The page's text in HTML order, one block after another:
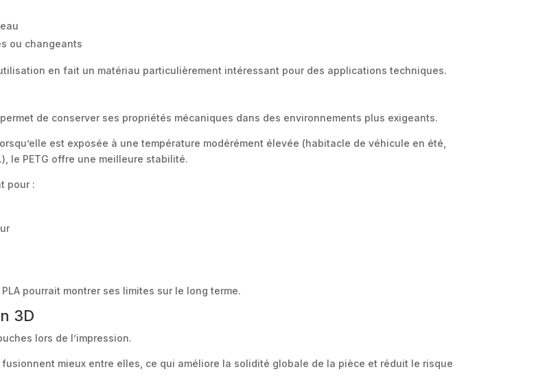
ou changeants
en fait un matériau particulièrement intéressant pour des applications techniques.
de conserver ses propriétés mécaniques dans des environnements plus exigeants.
est exposée à une température modérément élevée (habitacle de véhicule en été,
le PETG offre une meilleure stabilité.
pour :
pourrait montrer ses limites sur le long terme.
3D
lors de l’impression.
mieux entre elles, ce qui améliore la solidité globale de la pièce et réduit le risque